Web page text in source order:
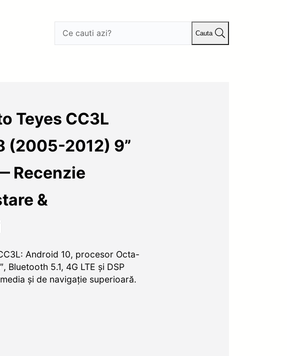
Cauta
Teyes CC3L
(2005-2012) 9”
Recenzie
&
Android 10, procesor Octa-
Bluetooth 5.1, 4G LTE și DSP
și de navigație superioară.